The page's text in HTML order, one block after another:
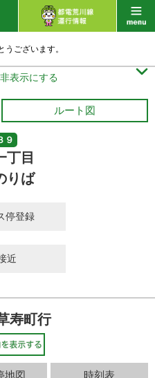
ございます。
表示にする 
ルート図
９
丁目
りば
停登録
近
寿町行
地図 時刻表